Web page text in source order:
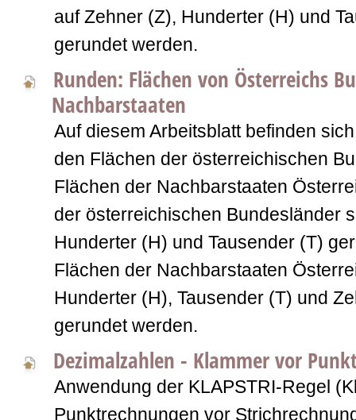
auf Zehner (Z), Hunderter (H) und
gerundet werden.
Runden: Flächen von Österreichs
Nachbarstaaten
Auf diesem Arbeitsblatt befinden
den Flächen der österreichischen
Flächen der Nachbarstaaten
der österreichischen Bundesländer
Hunderter (H) und Tausender (T)
Flächen der Nachbarstaaten
Hunderter (H), Tausender (T) und
gerundet werden.
Dezimalzahlen - Klammer vor
Anwendung der KLAPSTRI-Regel
Punktrechnungen vor